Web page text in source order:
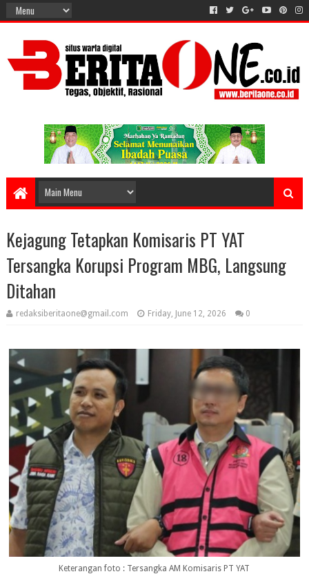
Kejagung Tetapkan Komisaris PT YAT
Tersangka Korupsi Program MBG, Langsung
Ditahan
redaksiberitaone@gmail.com Friday, June 12, 2026 0
Keterangan foto : Tersangka AM Komisaris PT YAT